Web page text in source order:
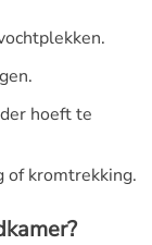
hoeft te
of kromtrekking.